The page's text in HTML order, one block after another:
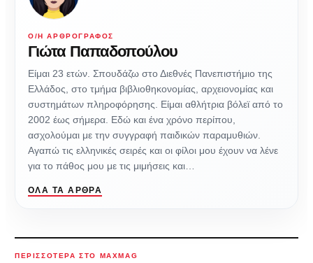
Ο/Η ΑΡΘΡΟΓΡΆΦΟΣ
Γιώτα Παπαδοπούλου
Είμαι 23 ετών. Σπουδάζω στο Διεθνές Πανεπιστήμιο της
Ελλάδος, στο τμήμα βιβλιοθηκονομίας, αρχειονομίας και
συστημάτων πληροφόρησης. Είμαι αθλήτρια βόλεϊ από το
2002 έως σήμερα. Εδώ και ένα χρόνο περίπου,
ασχολούμαι με την συγγραφή παιδικών παραμυθιών.
Αγαπώ τις ελληνικές σειρές και οι φίλοι μου έχουν να λένε
για το πάθος μου με τις μιμήσεις και…
ΌΛΑ ΤΑ ΆΡΘΡΑ
ΠΕΡΙΣΣΌΤΕΡΑ ΣΤΟ MAXMAG